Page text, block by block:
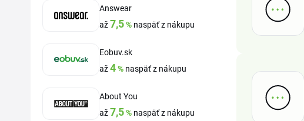
Answear
až7,5% naspäť z nákupu
Eobuv.sk
až4% naspäť z nákupu
About You
až7,5% naspäť z nákupu